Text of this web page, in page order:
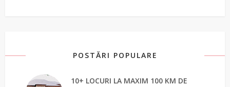
POSTĂRI POPULARE
10+ LOCURI LA MAXIM 100 KM DE